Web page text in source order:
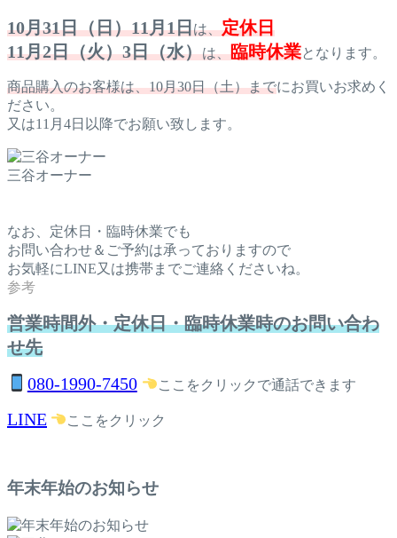
10月31日（日）11月1日は、定休日
11月2日（火）3日（水）は、臨時休業となります。
商品購入のお客様は、10月30日（土）までにお買いお求めく
ださい。
又は11月4日以降でお願い致します。
三谷オーナー
なお、定休日・臨時休業でも
お問い合わせ＆ご予約は承っておりますので
お気軽にLINE又は携帯までご連絡くださいね。
営業時間外・定休日・臨時休業時のお問い合わ
せ先
080-1990-7450
ここをクリックで通話できます
LINE ここをクリック
年末年始のお知らせ